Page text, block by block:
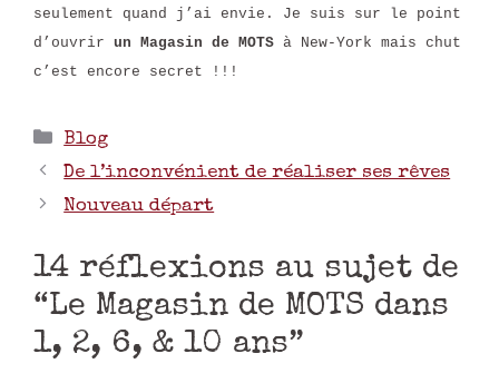
seulement quand j’ai envie. Je suis sur le point
d’ouvrir un Magasin de MOTS à New-York mais chut
c’est encore secret !!!
Blog
De l’inconvénient de réaliser ses rêves
Nouveau départ
14 réflexions au sujet de
“Le Magasin de MOTS dans
1, 2, 6, & 10 ans”